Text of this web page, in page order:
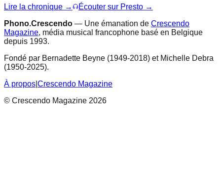
Lire la chronique →
Écouter sur Presto →
Phono.Crescendo — Une émanation de Crescendo
Magazine, média musical francophone basé en Belgique
depuis 1993.
Fondé par Bernadette Beyne (1949-2018) et Michelle Debra
(1950-2025).
À propos Crescendo Magazine
© Crescendo Magazine 2026